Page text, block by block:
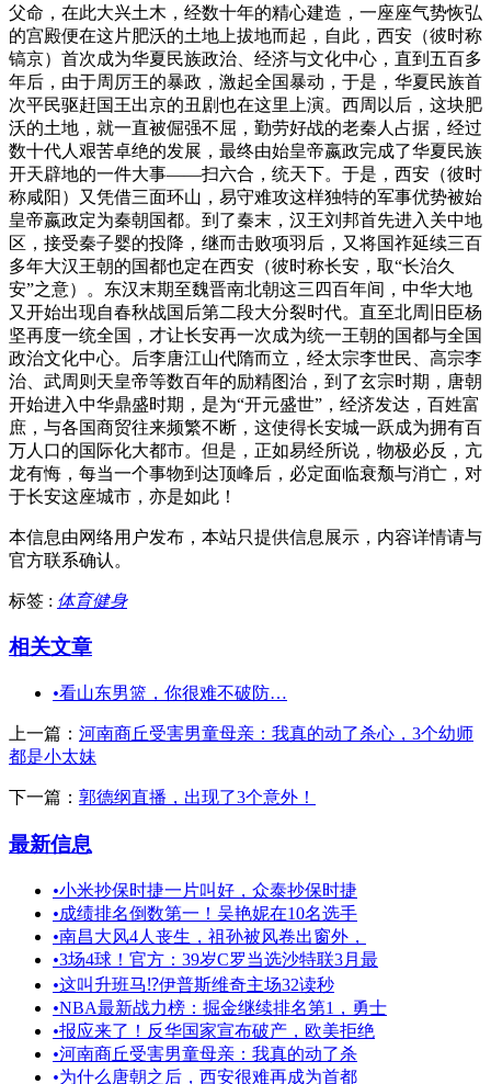
父命，在此大兴土木，经数十年的精心建造，一座座气势恢弘
的宫殿便在这片肥沃的土地上拔地而起，自此，西安（彼时称
镐京）首次成为华夏民族政治、经济与文化中心，直到五百多
年后，由于周厉王的暴政，激起全国暴动，于是，华夏民族首
次平民驱赶国王出京的丑剧也在这里上演。西周以后，这块肥
沃的土地，就一直被倔强不屈，勤劳好战的老秦人占据，经过
数十代人艰苦卓绝的发展，最终由始皇帝嬴政完成了华夏民族
开天辟地的一件大事——扫六合，统天下。于是，西安（彼时
称咸阳）又凭借三面环山，易守难攻这样独特的军事优势被始
皇帝嬴政定为秦朝国都。到了秦末，汉王刘邦首先进入关中地
区，接受秦子婴的投降，继而击败项羽后，又将国祚延续三百
多年大汉王朝的国都也定在西安（彼时称长安，取“长治久
安”之意）。东汉末期至魏晋南北朝这三四百年间，中华大地
又开始出现自春秋战国后第二段大分裂时代。直至北周旧臣杨
坚再度一统全国，才让长安再一次成为统一王朝的国都与全国
政治文化中心。后李唐江山代隋而立，经太宗李世民、高宗李
治、武周则天皇帝等数百年的励精图治，到了玄宗时期，唐朝
开始进入中华鼎盛时期，是为“开元盛世”，经济发达，百姓富
庶，与各国商贸往来频繁不断，这使得长安城一跃成为拥有百
万人口的国际化大都市。但是，正如易经所说，物极必反，亢
龙有悔，每当一个事物到达顶峰后，必定面临衰颓与消亡，对
于长安这座城市，亦是如此！
本信息由网络用户发布， 本站只提供信息展示，内容详情请与
官方联系确认。
标签 : 体育健身
相关文章
•看山东男篮，你很难不破防…
上一篇： 河南商丘受害男童母亲：我真的动了杀心，3个幼师
都是小太妹
下一篇： 郭德纲直播，出现了3个意外！
最新信息
•小米抄保时捷一片叫好，众泰抄保时捷
•成绩排名倒数第一！吴艳妮在10名选手
•南昌大风4人丧生，祖孙被风卷出窗外，
•3场4球！官方：39岁C罗当选沙特联3月最
•这叫升班马⁉️伊普斯维奇主场32读秒
•NBA最新战力榜：掘金继续排名第1，勇士
•报应来了！反华国家宣布破产，欧美拒绝
•河南商丘受害男童母亲：我真的动了杀
•为什么唐朝之后，西安很难再成为首都